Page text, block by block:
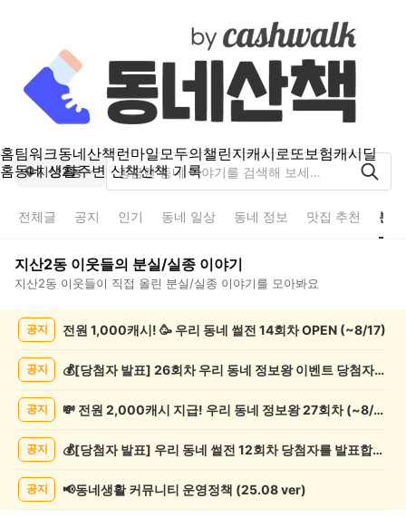
홈팀워크동네산책런마일모두의챌린지캐시로또보험캐시딜
홈동네 생활주변 산책산책 기록
지산2동
전체글 공지 인기 동네 일상 동네 정보 맛집 추천 분
지산2동 이웃들의 분실/실종 이야기
지산2동 이웃들이 직접 올린 분실/실종 이야기를 모아봐요
실/
목
공지 전원 1,000캐시! 🥳 우리 동네 썰전 14회차 OPEN (~8/17)
공지 💰[당첨자 발표] 26회차 우리 동네 정보왕 이벤트 당첨자를 발표합니다!
공지 💸 전원 2,000캐시 지급! 우리 동네 정보왕 27회차 (~8/10)
공지 💰[당첨자 발표] 우리 동네 썰전 12회차 당첨자를 발표합니다!
공지 📢동네생활 커뮤니티 운영정책 (25.08 ver)